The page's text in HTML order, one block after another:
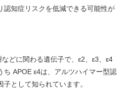
認知症リスクを低減できる可能性が
どに関わる遺伝子で、ε2、ε3、ε4
ち APOE ε4は、アルツハイマー型認
として知られています。